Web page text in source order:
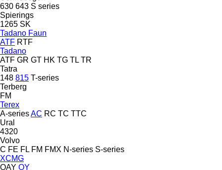
630 643 S series
Spierings
1265 SK
Tadano Faun
ATF RTF
Tadano
ATF GR GT HK TG TL TR
Tatra
148 815 T-series
Terberg
FM
Terex
A-seriesAC RC TC TTC
Ural
4320
Volvo
C FE FL FM FMX N-series S-series
XCMG
QAY QY